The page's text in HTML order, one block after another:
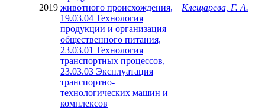
2019 животного происхождения,
19.03.04 Технология
продукции и организация
общественного питания,
23.03.01 Технология
транспортных процессов,
23.03.03 Эксплуатация
транспортно-
технологических машин и
комплексов
Клещарева, Г. А.